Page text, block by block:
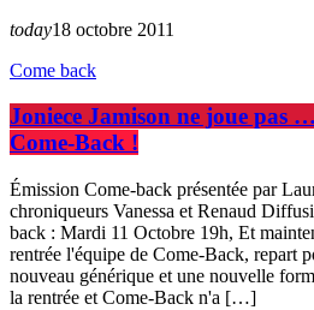
today18 octobre 2011
Come back
Joniece Jamison ne joue pas
Come-Back !
Émission Come-back présentée par
chroniqueurs Vanessa et Renaud
back : Mardi 11 Octobre 19h, Et
rentrée l'équipe de Come-Back, repart
nouveau générique et une nouvelle
la rentrée et Come-Back n'a […]